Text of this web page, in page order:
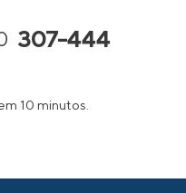
307-444
10 minutos.